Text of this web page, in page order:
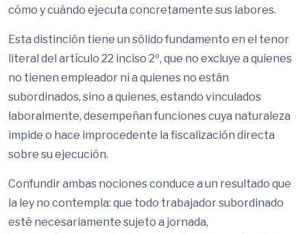
cómo y cuándo ejecuta concretamente sus labores.
Esta distinción tiene un sólido fundamento en el tenor
literal del artículo 22 inciso 2º, que no excluye a quienes
no tienen empleador ni a quienes no están
subordinados, sino a quienes, estando vinculados
laboralmente, desempeñan funciones cuya naturaleza
impide o hace improcedente la fiscalización directa
sobre su ejecución.
Confundir ambas nociones conduce a un resultado que
la ley no contempla: que todo trabajador subordinado
esté necesariamente sujeto a jornada,